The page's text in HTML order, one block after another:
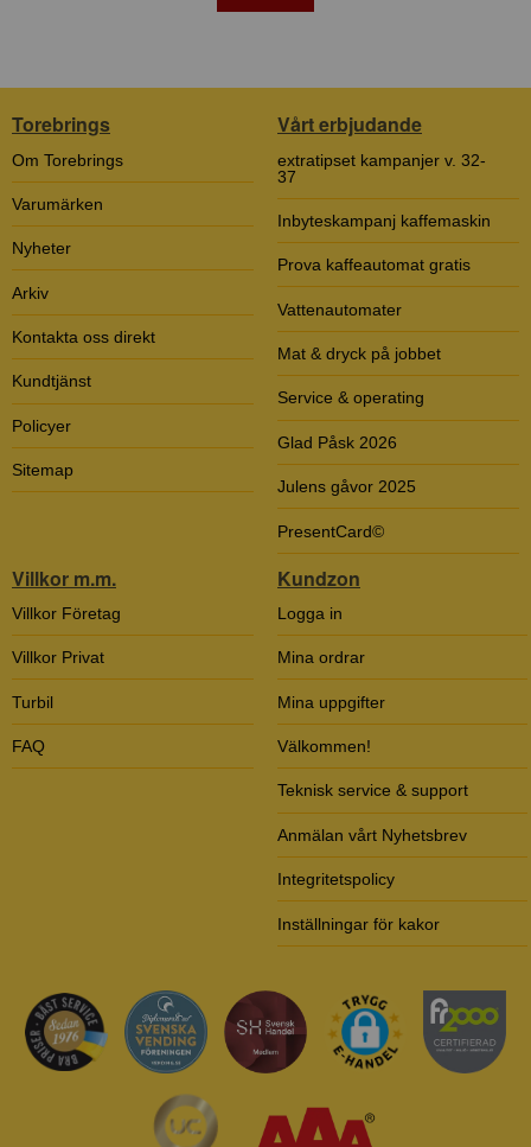
Torebrings
Om Torebrings
Varumärken
Nyheter
Arkiv
Kontakta oss direkt
Kundtjänst
Policyer
Sitemap
Vårt erbjudande
extratipset kampanjer v. 32-
37
Inbyteskampanj kaffemaskin
Prova kaffeautomat gratis
Vattenautomater
Mat & dryck på jobbet
Service & operating
Glad Påsk 2026
Julens gåvor 2025
PresentCard©
Villkor m.m.
Villkor Företag
Villkor Privat
Turbil
FAQ
Kundzon
Logga in
Mina ordrar
Mina uppgifter
Välkommen!
Teknisk service & support
Anmälan vårt Nyhetsbrev
Integritetspolicy
Inställningar för kakor